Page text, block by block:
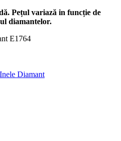
Pețul variază in funcție de
diamantelor.
E1764
Inele Diamant